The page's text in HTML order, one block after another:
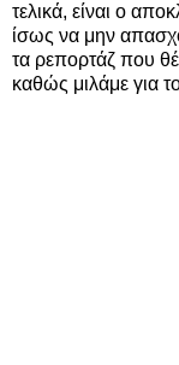
τελικά, είναι ο
ίσως να μην
τα ρεπορτάζ που
καθώς μιλάμε για